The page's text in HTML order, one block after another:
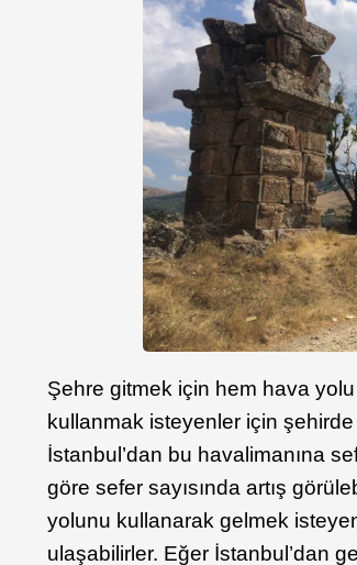
Şehre gitmek için hem hava
kullanmak isteyenler için
İstanbul’dan bu havalimanına
göre sefer sayısında artış
yolunu kullanarak gelmek
ulaşabilirler. Eğer İstanbul’dan